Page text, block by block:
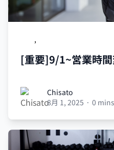
,
[重要]9/1~営業時
ChisatoChisato
8月 1, 2025 · 0